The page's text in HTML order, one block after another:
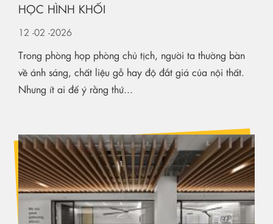
HỌC HÌNH KHỐI
12 -02 -2026
Trong phòng họp phòng chủ tịch, người ta thường bàn
về ánh sáng, chất liệu gỗ hay độ đắt giá của nội thất.
Nhưng ít ai để ý rằng thứ...